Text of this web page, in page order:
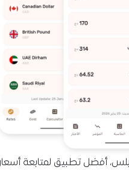
أفضل تطبيق لمتابعة أسعار